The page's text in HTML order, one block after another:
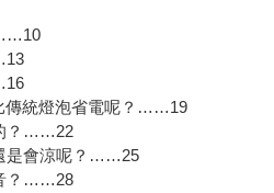
傳統燈泡省電呢？……19
？……22
是會涼呢？……25
？……28